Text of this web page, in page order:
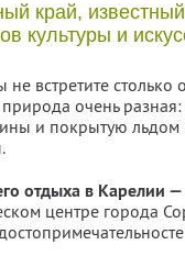
край,
культуры и
встретите столько
очень
и покрытую льдом
отдыха в Карелии
центре города